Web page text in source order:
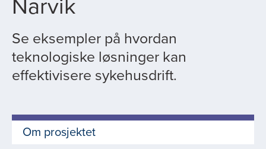
Narvik
Se eksempler på hvordan
teknologiske løsninger kan
effektivisere sykehusdrift.
Om prosjektet